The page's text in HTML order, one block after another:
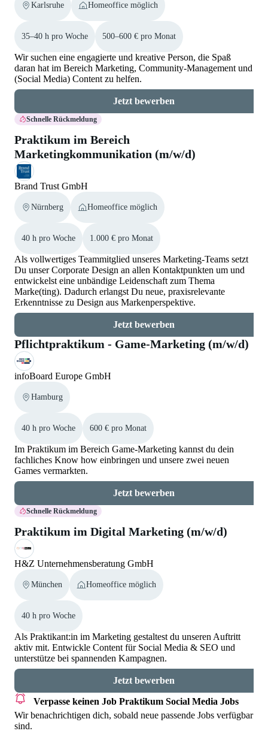
Karlsruhe Homeoffice möglich
35–40 h pro Woche 500–600 € pro Monat
Wir suchen eine engagierte und kreative Person, die Spaß
daran hat im Bereich Marketing, Community-Management und
(Social Media) Content zu helfen.
Jetzt bewerben
Schnelle Rückmeldung
Praktikum im Bereich
Marketingkommunikation (m/w/d)
Brand Trust GmbH
Nürnberg Homeoffice möglich
40 h pro Woche 1.000 € pro Monat
Als vollwertiges Teammitglied unseres Marketing-Teams setzt
Du unser Corporate Design an allen Kontaktpunkten um und
entwickelst eine unbändige Leidenschaft zum Thema
Marke(ting). Dadurch erlangst Du neue, praxisrelevante
Erkenntnisse zu Design aus Markenperspektive.
Jetzt bewerben
Pflichtpraktikum - Game-Marketing (m/w/d)
infoBoard Europe GmbH
Hamburg
40 h pro Woche 600 € pro Monat
Im Praktikum im Bereich Game-Marketing kannst du dein
fachliches Know how einbringen und unsere zwei neuen
Games vermarkten.
Jetzt bewerben
Schnelle Rückmeldung
Praktikum im Digital Marketing (m/w/d)
H&Z Unternehmensberatung GmbH
München Homeoffice möglich
40 h pro Woche
Als Praktikant:in im Marketing gestaltest du unseren Auftritt
aktiv mit. Entwickle Content für Social Media & SEO und
unterstütze bei spannenden Kampagnen.
Jetzt bewerben
Verpasse keinen Job Praktikum Social Media Jobs
Wir benachrichtigen dich, sobald neue passende Jobs verfügbar
sind.